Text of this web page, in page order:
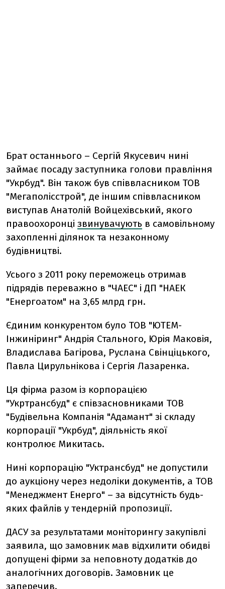
Брат останнього – Сергій Якусевич нині
займає посаду заступника голови правління
"Укрбуд". Він також був співвласником ТОВ
"Мегаполісстрой", де іншим співвласником
виступав Анатолій Войцехівський, якого
правоохоронці звинувачують в самовільному
захопленні ділянок та незаконному
будівництві.
Усього з 2011 року переможець отримав
підрядів переважно в "ЧАЕС" і ДП "НАЕК
"Енергоатом" на 3,65 млрд грн.
Єдиним конкурентом було ТОВ "ЮТЕМ-
Інжиніринг" Андрія Стального, Юрія Маковія,
Владислава Багірова, Руслана Свінціцького,
Павла Цирульнікова і Сергія Лазаренка.
Ця фірма разом із корпорацією
"Укртрансбуд" є співзасновниками ТОВ
"Будівельна Компанія "Адамант" зі складу
корпорації "Укрбуд", діяльність якої
контролює Микитась.
Нині корпорацію "Уктрансбуд" не допустили
до аукціону через недоліки документів, а ТОВ
"Менеджмент Енерго" – за відсутність будь-
яких файлів у тендерній пропозиції.
ДАСУ за результатами моніторингу закупівлі
заявила, що замовник мав відхилити обидві
допущені фірми за неповноту додатків до
аналогічних договорів. Замовник це
заперечив.